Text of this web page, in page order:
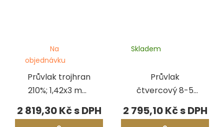
Průvlak trojhran
210%; 1,42x3 mm
- 0,47x1 mm; 20
otvorů
Na
objednávku
2 819,30 Kč
Průvlak
čtvercový 8-5
mm, 31 otvorů
Skladem
2 795,10 Kč